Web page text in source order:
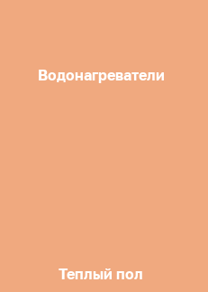
Водонагреватели
Теплый пол